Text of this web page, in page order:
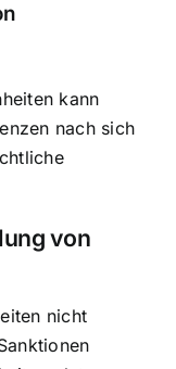
kann
nach sich
von
nicht